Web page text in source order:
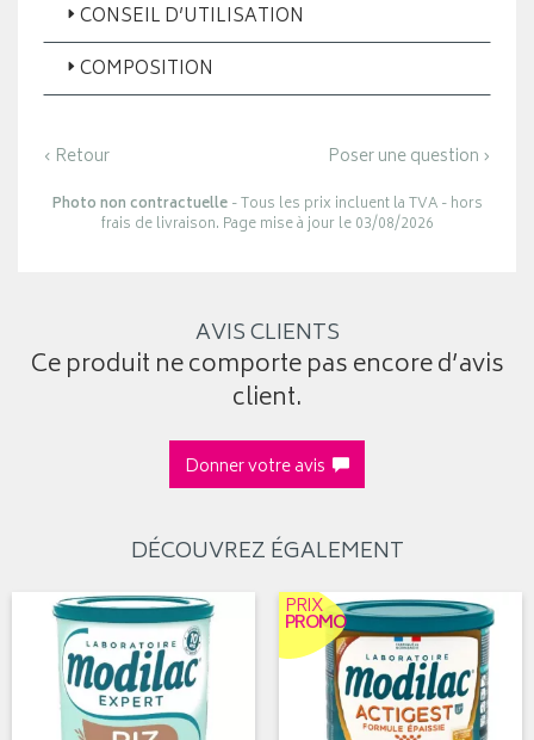
CONSEIL D’UTILISATION
COMPOSITION
‹ Retour Poser une question ›
Photo non contractuelle- Tous les prix incluent la TVA - hors
frais de livraison. Page mise à jour le 03/08/2026
AVIS CLIENTS
Ce produit ne comporte pas encore d’avis
client.
Donner votre avis
DÉCOUVREZ ÉGALEMENT
PRIX
PROMO